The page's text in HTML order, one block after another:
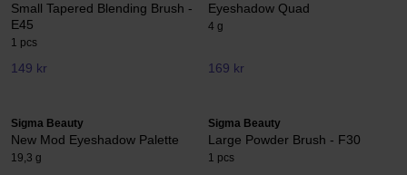
Small Tapered Blending Brush -
E45
1 pcs
149 kr
Eyeshadow Quad
4 g
169 kr
Sigma Beauty
New Mod Eyeshadow Palette
19,3 g
Sigma Beauty
Large Powder Brush - F30
1 pcs